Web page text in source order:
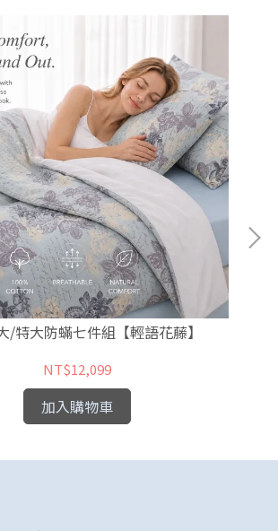
/特大防蟎七件組【輕語花藤】
NT$12,099
加入購物車